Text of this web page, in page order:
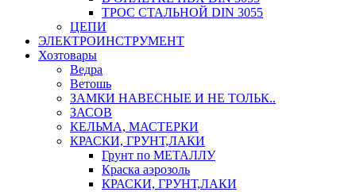
ТРОС СТАЛЬНОЙ DIN 3055
ЦЕПИ
ЭЛЕКТРОИНСТРУМЕНТ
Хозтовары
Ведра
Ветошь
ЗАМКИ НАВЕСНЫЕ И НЕ ТОЛЬК..
ЗАСОВ
КЕЛЬМА, МАСТЕРКИ
КРАСКИ, ГРУНТ,ЛАКИ
Грунт по МЕТАЛЛУ
Краска аэрозоль
КРАСКИ, ГРУНТ,ЛАКИ